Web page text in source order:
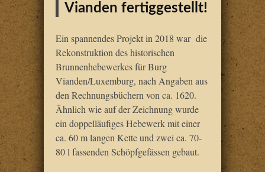
Vianden fertiggestellt!
Ein spannendes Projekt in 2018 war die
Rekonstruktion des historischen
Brunnenhebewerkes für Burg
Vianden/Luxemburg, nach Angaben aus
den Rechnungsbüchern von ca. 1620.
Ähnlich wie auf der Zeichnung wurde
ein doppelläufiges Hebewerk mit einer
ca. 60 m langen Kette und zwei ca. 70-
80 l fassenden Schöpfgefässen gebaut.